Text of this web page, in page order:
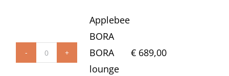
Applebee
Applebee
BORA
BORA
lounge
€ 689,00